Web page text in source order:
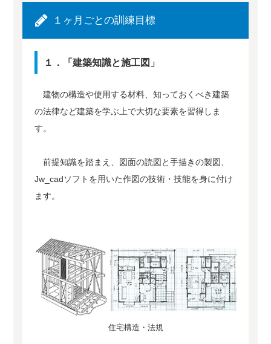
１ヶ月ごとの訓練目標
１．「建築知識と施工図」
建物の構造や使用する材料、知っておくべき建築
の法律など建築を学ぶ上で大切な要素を習得しま
す。
前提知識を踏まえ、図面の読図と手描きの製図、
Jw_cadソフトを用いた作図の技術・技能を身に付け
ます。
住宅構造・法規